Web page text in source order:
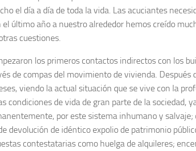
el día a día de toda la vida. Las acuciantes
último año a nuestro alrededor hemos creído
cuestiones.
los primeros contactos indirectos con los
de compas del movimiento de vivienda. Después
viendo la actual situación que se vive con la
condiciones de vida de gran parte de la sociedad,
por este sistema inhumano y salvaje;
devolución de idéntico expolio de patrimonio
contestatarias como huelga de alquileres;